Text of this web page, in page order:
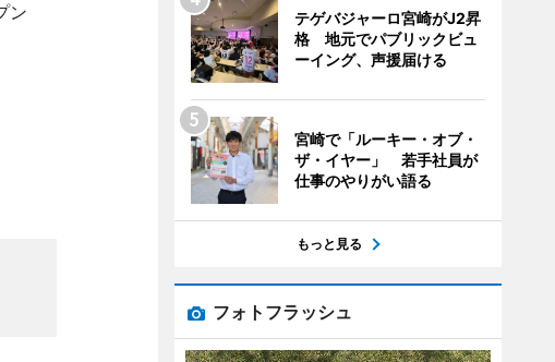
ン
テゲバジャーロ宮崎がJ2昇
格 地元でパブリックビュ
ーイング、声援届ける
宮崎で「ルーキー・オブ・
ザ・イヤー」 若手社員が
仕事のやりがい語る
もっと見る
フォトフラッシュ